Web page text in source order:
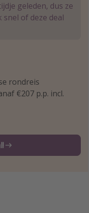
geleden, dus ze
of deze deal
rondreis
€207 p.p. incl.